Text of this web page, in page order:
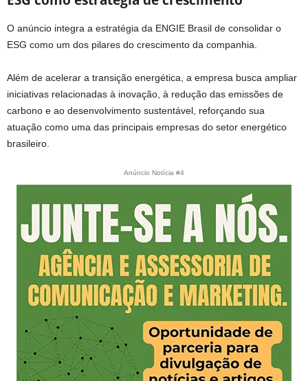
O anúncio integra a estratégia da ENGIE Brasil de consolidar o
ESG como um dos pilares do crescimento da companhia.
Além de acelerar a transição energética, a empresa busca ampliar
iniciativas relacionadas à inovação, à redução das emissões de
carbono e ao desenvolvimento sustentável, reforçando sua
atuação como uma das principais empresas do setor energético
brasileiro.
Anúncio Notícia #4